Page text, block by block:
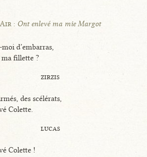
Air : Ont enlevé ma mie Margot
d’embarras,
fillette ?
zirzis
des scélérats,
Colette.
lucas
Colette !